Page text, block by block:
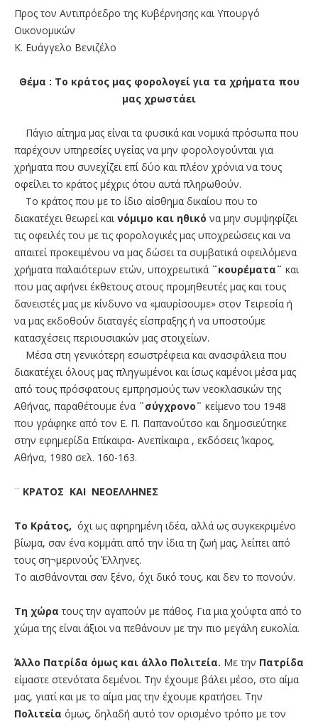
Προς τον Αντιπρόεδρο της Κυβέρνησης και Υπουργό
Οικονομικών
Κ. Ευάγγελο Βενιζέλο
Θέμα : Το κράτος μας φορολογεί για τα χρήματα που
μας χρωστάει
Πάγιο αίτημα μας είναι τα φυσικά και νομικά πρόσωπα που
παρέχουν υπηρεσίες υγείας να μην φορολογούνται για
χρήματα που συνεχίζει επί δύο και πλέον χρόνια να τους
οφείλει το κράτος μέχρις ότου αυτά πληρωθούν.
Το κράτος που με το ίδιο αίσθημα δικαίου που το
διακατέχει θεωρεί καινόμιμο και ηθικό να μην συμψηφίζει
τις οφειλές του με τις φορολογικές μας υποχρεώσεις και να
απαιτεί προκειμένου να μας δώσει τα συμβατικά οφειλόμενα
χρήματα παλαιότερων ετών, υποχρεωτικά ¨κουρέματα¨ και
που μας αφήνει έκθετους στους προμηθευτές μας και τους
δανειστές μας με κίνδυνο να «μαυρίσουμε» στον Τειρεσία ή
να μας εκδοθούν διαταγές είσπραξης ή να υποστούμε
κατασχέσεις περιουσιακών μας στοιχείων.
Μέσα στη γενικότερη εσωστρέφεια και ανασφάλεια που
διακατέχει όλους μας πληγωμένοι και ίσως καμένοι μέσα μας
από τους πρόσφατους εμπρησμούς των νεοκλασικών της
Αθήνας, παραθέτουμε ένα ¨σύγχρονο¨ κείμενο του 1948
που γράφηκε από τον Ε. Π. Παπανούτσο και δημοσιεύτηκε
στην εφημερίδα Επίκαιρα- Ανεπίκαιρα , εκδόσεις Ίκαρος,
Αθήνα, 1980 σελ. 160-163.
¨ ΚΡΑΤΟΣ ΚΑΙ ΝΕΟΕΛΛΗΝΕΣ
Το Κράτος, όχι ως αφηρημένη ιδέα, αλλά ως συγκεκριμένο
βίωμα, σαν ένα κομμάτι από την ίδια τη ζωή μας, λείπει από
τους ση¬μερινούς Έλληνες.
Το αισθάνονται σαν ξένο, όχι δικό τους, και δεν το πονούν.
Τη χώρα τους την αγαπούν με πάθος. Για μια χούφτα από το
χώμα της είναι άξιοι να πεθάνουν με την πιο μεγάλη ευκολία.
Άλλο Πατρίδα όμως και άλλο Πολιτεία. Με την Πατρίδα
είμαστε στενότατα δεμένοι. Την έχουμε βάλει μέσο, στο αίμα
μας, γιατί και με το αίμα μας την έχουμε κρατήσει. Την
Πολιτεία όμως, δηλαδή αυτό τον ορισμένο τρόπο με τον